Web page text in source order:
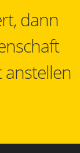
dann
anstellen